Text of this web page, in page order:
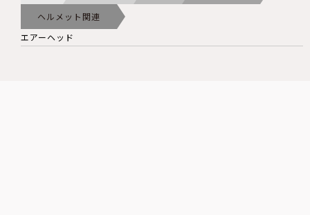
ヘルメット関連
エアーヘッド